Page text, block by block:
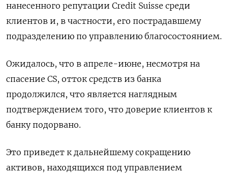
нанесенного репутации Credit Suisse среди
клиентов и, в частности, его пострадавшему
подразделению по управлению благосостоянием.
Ожидалось, что в апреле-июне, несмотря на
спасение CS, отток средств из банка
продолжился, что является наглядным
подтверждением того, что доверие клиентов к
банку подорвано.
Это приведет к дальнейшему сокращению
активов, находящихся под управлением